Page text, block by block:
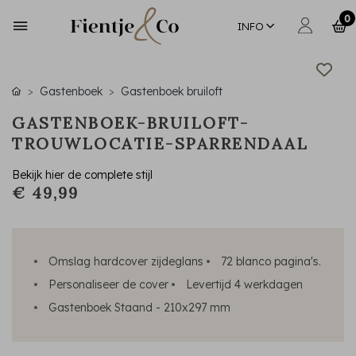
INFO
0
Gastenboek Gastenboek bruiloft
GASTENBOEK-BRUILOFT-
TROUWLOCATIE-SPARRENDAAL
Bekijk hier de complete stijl
€ 49,99
Omslag hardcover zijdeglans
72 blanco pagina's.
Personaliseer de cover
Levertijd 4 werkdagen
Gastenboek Staand - 210x297 mm